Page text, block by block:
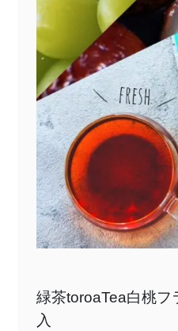
緑茶toroaTea白桃フ
入